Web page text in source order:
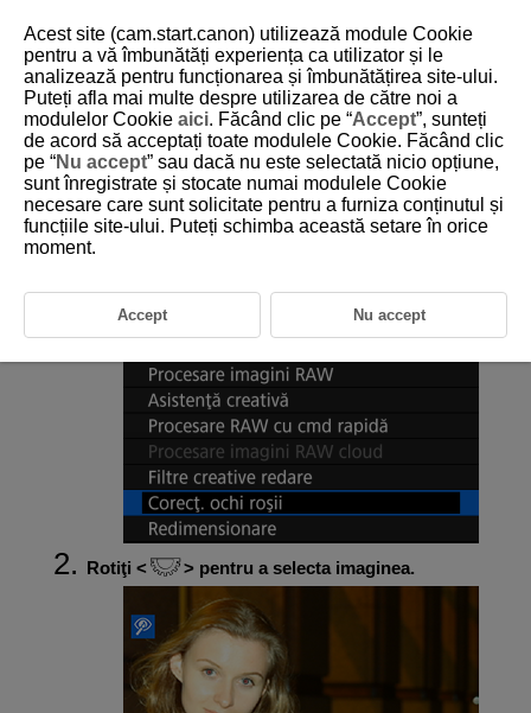
D185-155
Corectare ochi roşii
Corectează automat zone din imagine afectate de efectul ochi roşii.
Imaginea poate fi salvată ca fişier separat.
Selectaţi [ :Corecţ. ochi roşii].
Rotiţi pentru a selecta imaginea.
Acest site (cam.start.canon) utilizează module Cookie
pentru a vă îmbunătăți experiența ca utilizator și le
analizează pentru funcționarea și îmbunătățirea site-ului.
Puteți afla mai multe despre utilizarea de către noi a
modulelor Cookie aici. Făcând clic pe “Accept”, sunteți
de acord să acceptați toate modulele Cookie. Făcând clic
pe “Nu accept” sau dacă nu este selectată nicio opțiune,
sunt înregistrate și stocate numai modulele Cookie
necesare care sunt solicitate pentru a furniza conținutul și
funcțiile site-ului. Puteți schimba această setare în orice
moment.
Accept Nu accept